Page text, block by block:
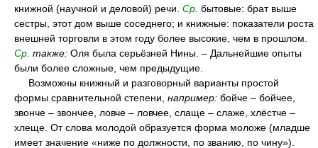
книжной (научной и деловой) речи. Ср. бытовые: брат выше
сестры, этот дом выше соседнего; и книжные: показатели роста
внешней торговли в этом году более высокие, чем в прошлом.
Ср. также: Оля была серьёзней Нины. – Дальнейшие опыты
были более сложные, чем предыдущие.
Возможны книжный и разговорный варианты простой
формы сравнительной степени, например: бойче – бойчее,
звонче – звончее, ловче – ловчее, слаще – слаже, хлёстче –
хлеще. От слова молодой образуется форма моложе (младше
имеет значение «ниже по должности, по званию, по чину»).